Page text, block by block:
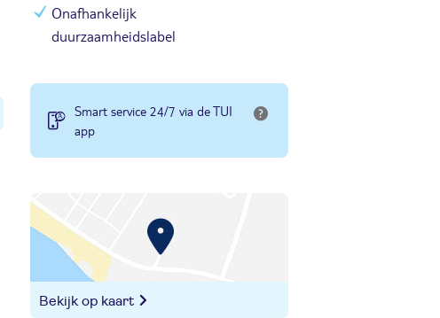
Onafhankelijk
duurzaamheidslabel
Smart service 24/7 via de TUI
app
Bekijk op kaart